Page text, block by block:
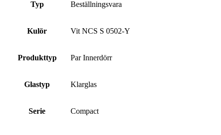
Typ Beställningsvara
Kulör Vit NCS S 0502-Y
Produkttyp Par Innerdörr
Glastyp Klarglas
Serie Compact